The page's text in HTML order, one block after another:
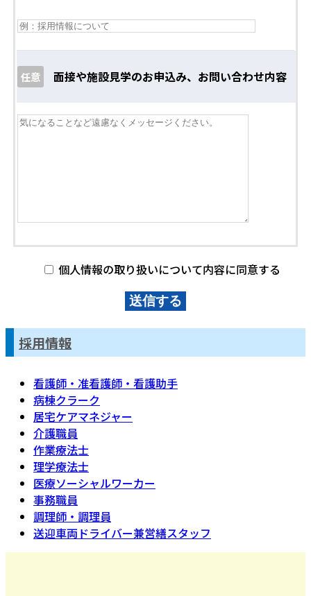
任意 面接や施設見学のお申込み、お問い合わせ内容
個人情報の取り扱いについて内容に同意する
採用情報
看護師・准看護師・看護助手
病棟クラーク
居宅ケアマネジャー
介護職員
作業療法士
理学療法士
医療ソーシャルワーカー
事務職員
調理師・調理員
送迎車両ドライバー兼営繕スタッフ